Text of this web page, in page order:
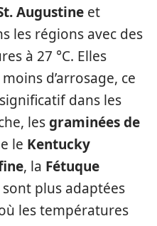
Augustine et
les régions avec des
à 27 °C. Elles
d’arrosage, ce
dans les
lesgraminées de
le Kentucky
, la Fétuque
sont plus adaptées
les températures